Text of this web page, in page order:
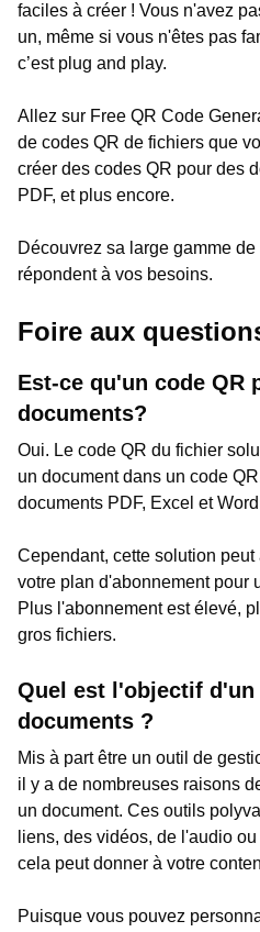
faciles à créer ! Vous n'avez
un, même si vous n'êtes pas
c’est plug and play.
Allez sur Free QR Code
de codes QR de fichiers que
créer des codes QR pour des
PDF, et plus encore.
Découvrez sa large gamme
répondent à vos besoins.
Foire aux
Est-ce qu'un code QR
documents?
Oui. Le code QR du fichier
un document dans un code
documents PDF, Excel et
Cependant, cette solution
votre plan d'abonnement pour
Plus l'abonnement est élevé,
gros fichiers.
Quel est l'objectif d'un
documents ?
Mis à part être un outil de
il y a de nombreuses raisons
un document. Ces outils
liens, des vidéos, de l'audio
cela peut donner à votre
Puisque vous pouvez